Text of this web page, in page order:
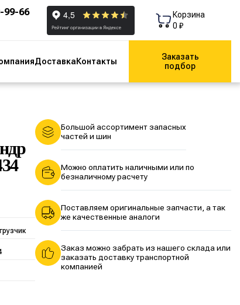
99-66
Корзина
0 ₽
ДоставкаКонтакты
Заказать
подбор
Большой ассортимент запасных
частей и шин
Можно оплатить наличными или по
безналичному расчету
Поставляем оригинальные запчасти, а так
же качественные аналоги
Заказ можно забрать из нашего склада или
заказать доставку транспортной
компанией